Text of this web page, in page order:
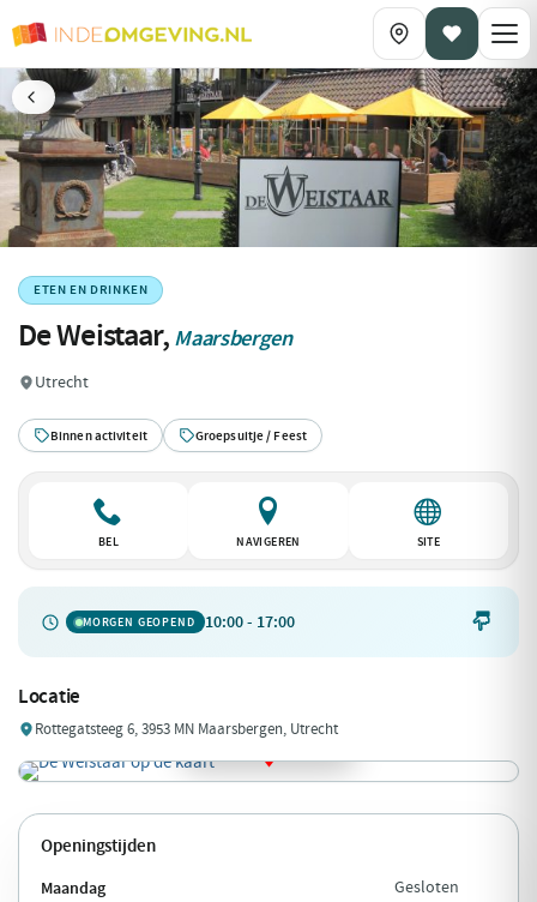
ETEN EN DRINKEN
De Weistaar, Maarsbergen
Utrecht
Binnen activiteit Groepsuitje / Feest
BEL NAVIGEREN SITE
MORGEN GEOPEND 10:00 - 17:00 
Locatie
Rottegatsteeg 6, 3953 MN Maarsbergen, Utrecht
Openingstijden
Maandag Gesloten